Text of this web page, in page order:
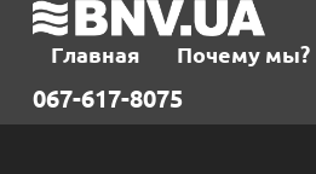
Главная Почему мы?
067-617-8075